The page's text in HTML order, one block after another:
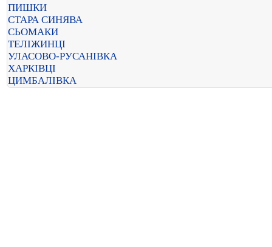
ПИШКИ
СТАРА СИНЯВА
СЬОМАКИ
ТЕЛІЖИНЦІ
УЛАСОВО-РУСАНІВКА
ХАРКІВЦІ
ЦИМБАЛІВКА